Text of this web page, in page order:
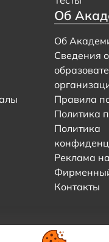
Об
Об
Сведения
Правила
Политика
Политика
Реклама
Контакты